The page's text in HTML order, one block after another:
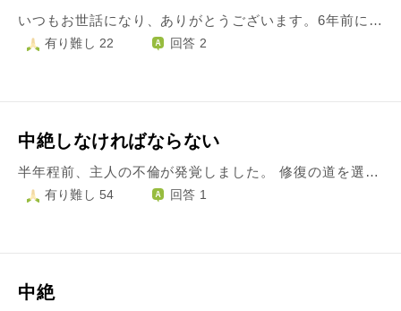
いつもお世話になり、ありがとうございます。6年前に、訳があって中絶をしましたが、いまだに罪悪感で苦しんでいます…。自業自得なので、当たり前だとわかっていますが、最近赤ちゃんが手術のとき、止めて！助けて！お母さん！と言っていたら…と考えたら、止まらず、更になんてことをしてしまったのだ、てやりきれなくてたまりません…。祟りや恨みはないと聞きますが、あの子がもし、そう叫んでいたかと思うと…。辛いです…。
有り難し 22 回答 2
中絶しなければならない
半年程前、主人の不倫が発覚しました。 修復の道を選びましたが、私はうつ病になり、自殺未遂をしてしまいます。 そんな中、昔の彼氏と再開し、心の頼どころにしてしまい、数回身体の関係になりました。 そして、元彼の子を妊娠しました。 旦那とはこどもの事を優先し、離婚はしないつもりでしますが、顔も見たくないので別居して欲しいと伝えている中、発覚した妊娠です。 今夜、元彼に会って話してきます。 中絶します。もうわたしは人殺しになります。 人間失格です。 この先、どう生きていけばいいかわかりません。
有り難し 54 回答 1
中絶